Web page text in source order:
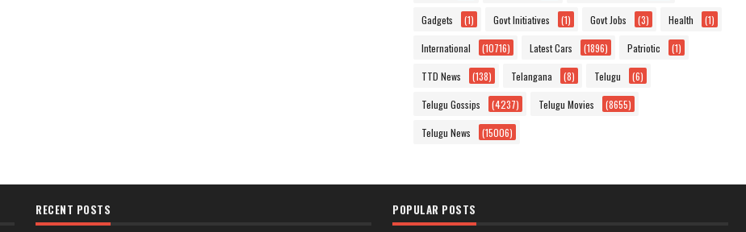
Gadgets (1) Govt Initiatives (1) Govt Jobs (3) Health (1)
International (10716) Latest Cars (1896) Patriotic (1)
TTD News (138) Telangana (8) Telugu (6)
Telugu Gossips (4237) Telugu Movies (8655)
Telugu News (15006)
RECENT POSTS
POPULAR POSTS